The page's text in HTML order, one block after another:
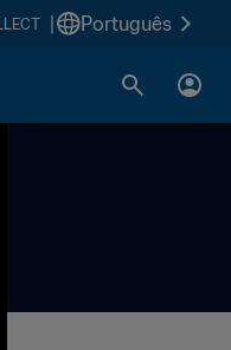
Português